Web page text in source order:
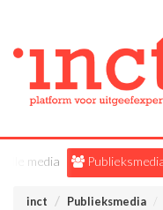
Alle media
inct Publieksmedia